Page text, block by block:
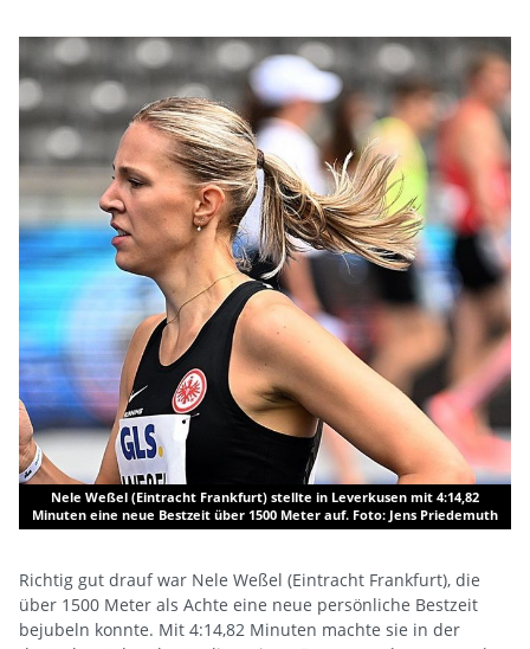
Nele Weßel (Eintracht Frankfurt) stellte in Leverkusen mit 4:14,82
Minuten eine neue Bestzeit über 1500 Meter auf. Foto: Jens Priedemuth
Richtig gut drauf war Nele Weßel (Eintracht Frankfurt), die
über 1500 Meter als Achte eine neue persönliche Bestzeit
bejubeln konnte. Mit 4:14,82 Minuten machte sie in der